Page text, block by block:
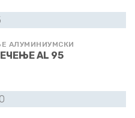
АЛУМИНИУМСКИ
AL 95